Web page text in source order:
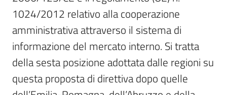
1024/2012 relativo alla cooperazione
amministrativa attraverso il sistema di
informazione del mercato interno. Si tratta
della sesta posizione adottata dalle regioni su
questa proposta di direttiva dopo quelle